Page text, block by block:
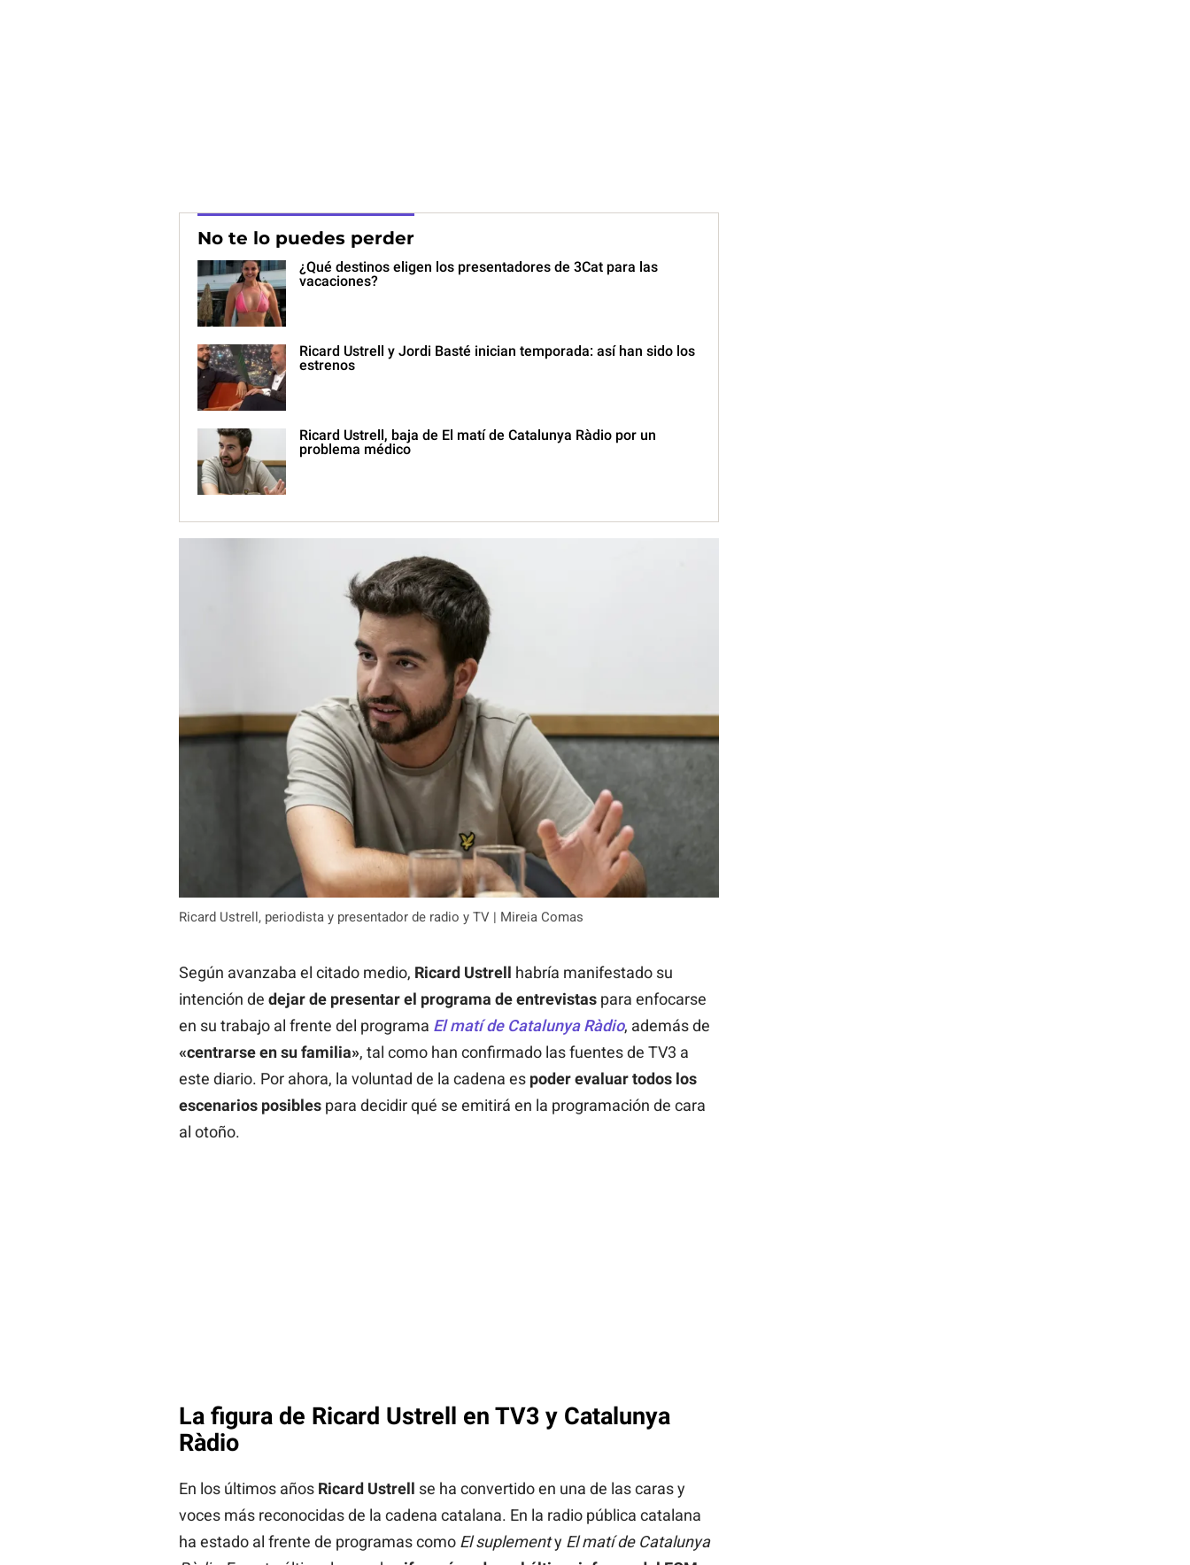
No te lo puedes perder
¿Qué destinos eligen los presentadores de 3Cat para las
vacaciones?
Ricard Ustrell y Jordi Basté inician temporada: así han sido los
estrenos
Ricard Ustrell, baja de El matí de Catalunya Ràdio por un
problema médico
Ricard Ustrell, periodista y presentador de radio y TV | Mireia Comas
Según avanzaba el citado medio, Ricard Ustrell habría manifestado su
intención de dejar de presentar el programa de entrevistaspara enfocarse
en su trabajo al frente del programa El matí de Catalunya Ràdio, además de
«centrarse en su familia», tal como han confirmado las fuentes de TV3 a
este diario. Por ahora, la voluntad de la cadena es poder evaluar todos los
escenarios posiblespara decidir qué se emitirá en la programación de cara
al otoño.
La figura de Ricard Ustrell en TV3 y Catalunya
Ràdio
En los últimos años Ricard Ustrell se ha convertido en una de las caras y
voces más reconocidas de la cadena catalana. En la radio pública catalana
ha estado al frente de programas como El suplementy El matí de Catalunya